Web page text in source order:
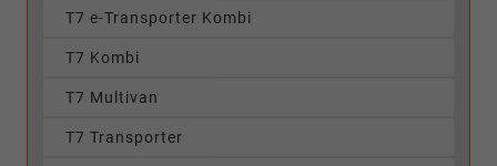
T7 e-Transporter Kombi
T7 Kombi
T7 Multivan
T7 Transporter